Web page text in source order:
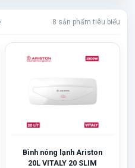
8 sản phẩm tiêu biểu
Bình nóng lạnh Ariston
20L VITALY 20 SLIM